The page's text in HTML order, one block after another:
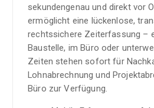
sekundengenau und direkt vor
ermöglicht eine lückenlose,
rechtssichere Zeiterfassung –
Baustelle, im Büro oder
Zeiten stehen sofort für
Lohnabrechnung und
Büro zur Verfügung.